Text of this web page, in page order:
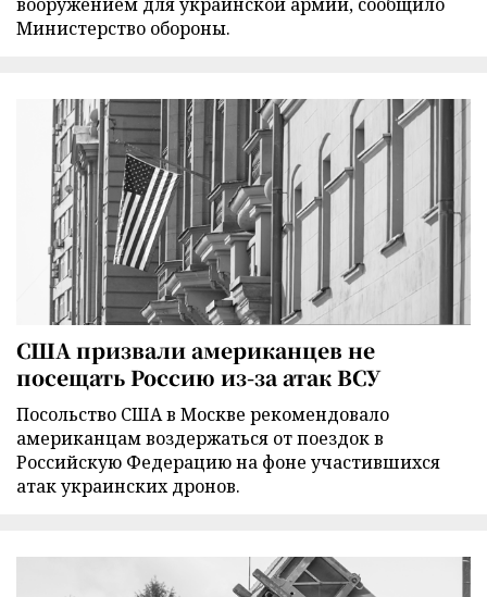
Министерство обороны.
США призвали американцев не
посещать Россию из-за атак ВСУ
Посольство США в Москве рекомендовало
американцам воздержаться от поездок в
Российскую Федерацию на фоне участившихся
атак украинских дронов.